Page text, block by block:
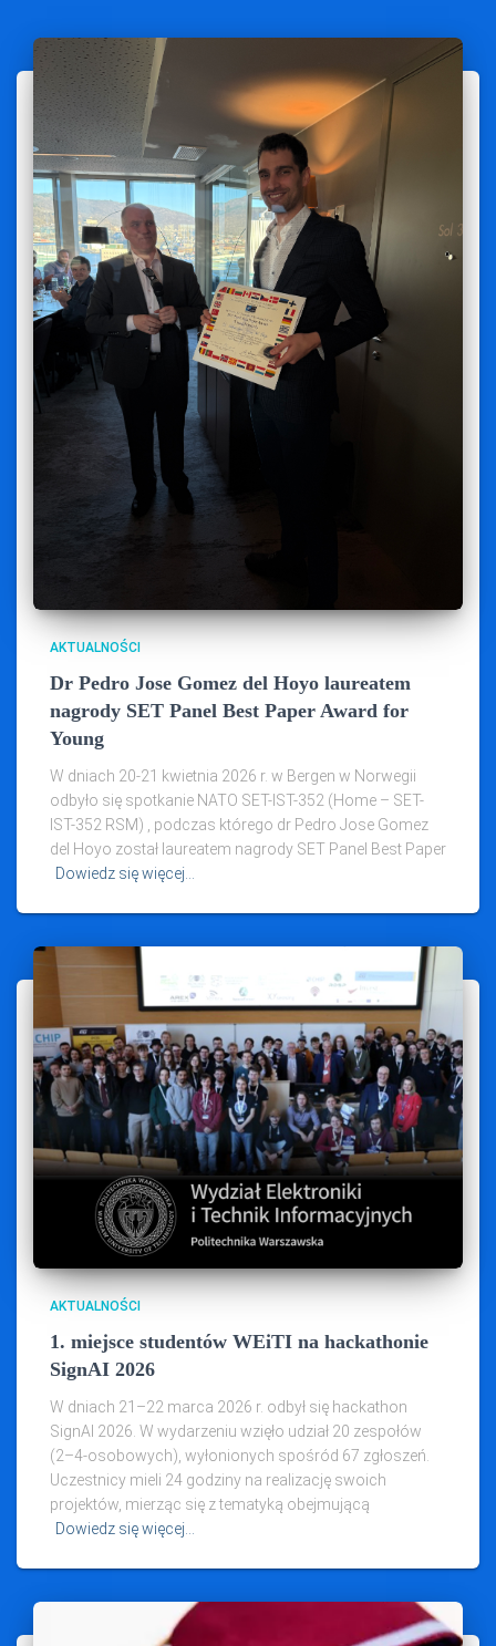
AKTUALNOŚCI
Dr Pedro Jose Gomez del Hoyo laureatem
nagrody SET Panel Best Paper Award for
Young
W dniach 20-21 kwietnia 2026 r. w Bergen w Norwegii
odbyło się spotkanie NATO SET-IST-352 (Home – SET-
IST-352 RSM) , podczas którego dr Pedro Jose Gomez
del Hoyo został laureatem nagrody SET Panel Best Paper
Dowiedz się więcej…
AKTUALNOŚCI
1. miejsce studentów WEiTI na hackathonie
SignAI 2026
W dniach 21–22 marca 2026 r. odbył się hackathon
SignAI 2026. W wydarzeniu wzięło udział 20 zespołów
(2–4‑osobowych), wyłonionych spośród 67 zgłoszeń.
Uczestnicy mieli 24 godziny na realizację swoich
projektów, mierząc się z tematyką obejmującą
Dowiedz się więcej…